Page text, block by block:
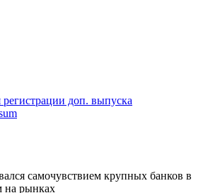
доп. выпуска
самочувствием крупных банков в
на рынках